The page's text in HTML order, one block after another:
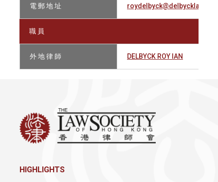
電 郵 地 址
職 員
外 地 律 師 DELBYCK ROY IAN
HIGHLIGHTS